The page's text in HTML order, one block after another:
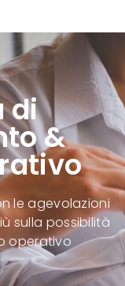
di
&
le agevolazioni
sulla possibilità
operativo